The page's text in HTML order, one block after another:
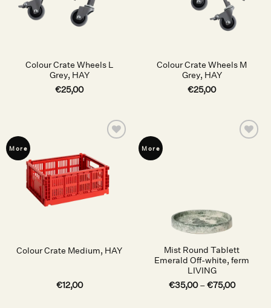
Colour Crate Wheels L
Grey, HAY
€25,00
Colour Crate Wheels M
Grey, HAY
€25,00
More
Wunschliste
Colour Crate Medium, HAY
€12,00
More
Mist Round Tablett
Emerald Off-white, ferm
LIVING
€35,00–€75,00